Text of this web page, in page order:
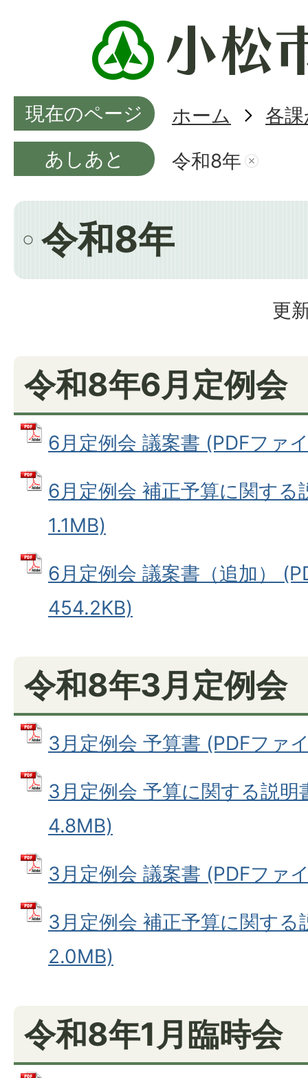
現在のページ ホーム
各
あしあと
令和8年
令和8年
更
令和8年6月定例会
6月定例会 議案書 (PDFファ
6月定例会 補正予算に関する
1.1MB)
6月定例会 議案書（追加）
454.2KB)
令和8年3月定例会
3月定例会 予算書 (PDFファ
3月定例会 予算に関する説明
4.8MB)
3月定例会 議案書 (PDFファ
3月定例会 補正予算に関する
2.0MB)
令和8年1月臨時会